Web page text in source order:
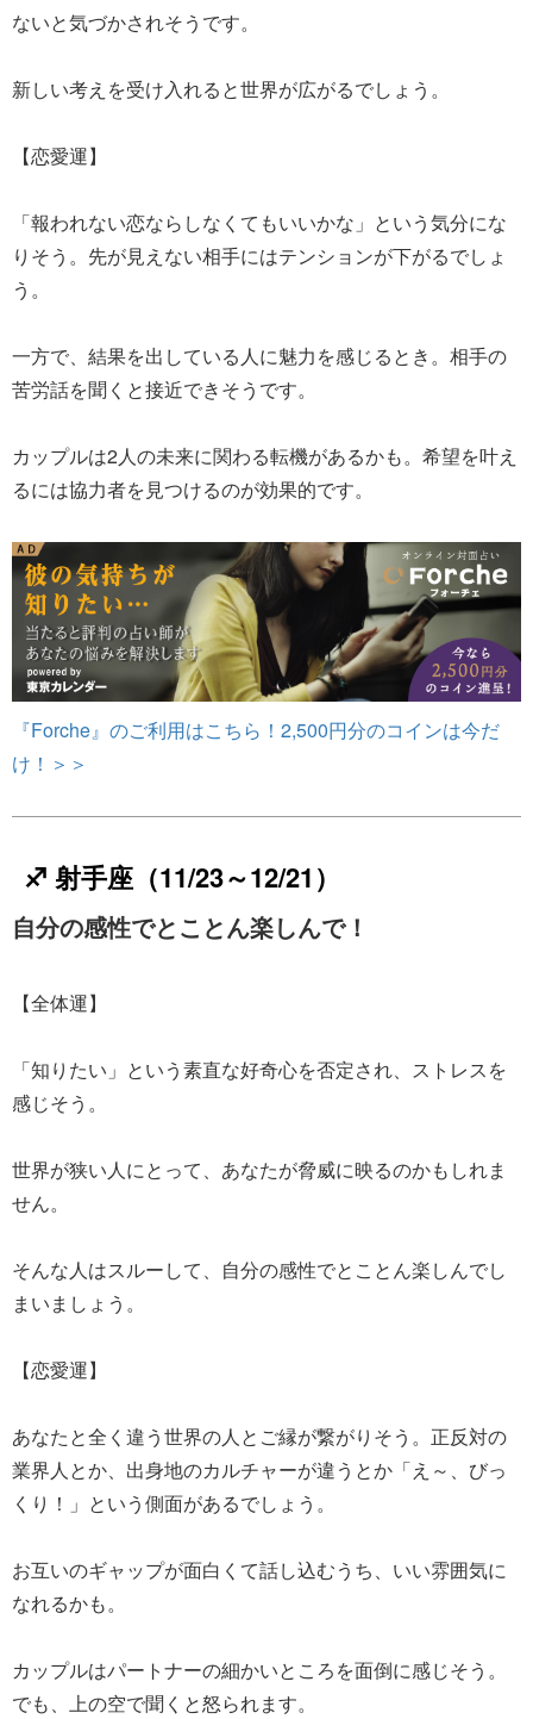
ないと気づかされそうです。
新しい考えを受け入れると世界が広がるでしょう。
【恋愛運】
「報われない恋ならしなくてもいいかな」という気分にな
りそう。先が見えない相手にはテンションが下がるでしょ
う。
一方で、結果を出している人に魅力を感じるとき。相手の
苦労話を聞くと接近できそうです。
カップルは2人の未来に関わる転機があるかも。希望を叶え
るには協力者を見つけるのが効果的です。
『Forche』のご利用はこちら！2,500円分のコインは今だ
け！＞＞
♐ 射手座（11/23～12/21）
自分の感性でとことん楽しんで！
【全体運】
「知りたい」という素直な好奇心を否定され、ストレスを
感じそう。
世界が狭い人にとって、あなたが脅威に映るのかもしれま
せん。
そんな人はスルーして、自分の感性でとことん楽しんでし
まいましょう。
【恋愛運】
あなたと全く違う世界の人とご縁が繋がりそう。正反対の
業界人とか、出身地のカルチャーが違うとか「え～、びっ
くり！」という側面があるでしょう。
お互いのギャップが面白くて話し込むうち、いい雰囲気に
なれるかも。
カップルはパートナーの細かいところを面倒に感じそう。
でも、上の空で聞くと怒られます。